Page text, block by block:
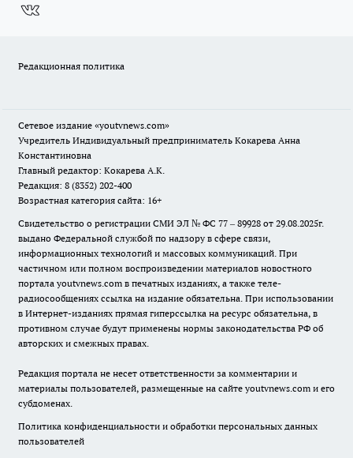
Редакционная политика
Сетевое издание «youtvnews.com»
Учредитель Индивидуальный предприниматель Кокарева Анна
Константиновна
Главный редактор: Кокарева А.К.
Редакция: 8 (8352) 202-400
Возрастная категория сайта: 16+
Свидетельство о регистрации СМИ ЭЛ № ФС 77 – 89928 от 29.08.2025г.
выдано Федеральной службой по надзору в сфере связи,
информационных технологий и массовых коммуникаций. При
частичном или полном воспроизведении материалов новостного
портала youtvnews.com в печатных изданиях, а также теле-
радиосообщениях ссылка на издание обязательна. При использовании
в Интернет-изданиях прямая гиперссылка на ресурс обязательна, в
противном случае будут применены нормы законодательства РФ об
авторских и смежных правах.
Редакция портала не несет ответственности за комментарии и
материалы пользователей, размещенные на сайте youtvnews.com и его
субдоменах.
Политика конфиденциальности и обработки персональных данных
пользователей